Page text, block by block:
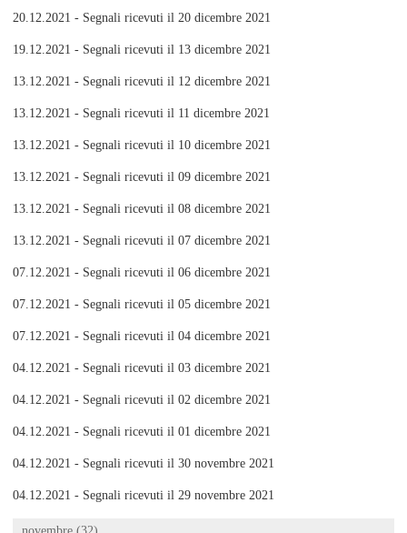
20.12.2021 - Segnali ricevuti il 20 dicembre 2021
19.12.2021 - Segnali ricevuti il 13 dicembre 2021
13.12.2021 - Segnali ricevuti il 12 dicembre 2021
13.12.2021 - Segnali ricevuti il 11 dicembre 2021
13.12.2021 - Segnali ricevuti il 10 dicembre 2021
13.12.2021 - Segnali ricevuti il 09 dicembre 2021
13.12.2021 - Segnali ricevuti il 08 dicembre 2021
13.12.2021 - Segnali ricevuti il 07 dicembre 2021
07.12.2021 - Segnali ricevuti il 06 dicembre 2021
07.12.2021 - Segnali ricevuti il 05 dicembre 2021
07.12.2021 - Segnali ricevuti il 04 dicembre 2021
04.12.2021 - Segnali ricevuti il 03 dicembre 2021
04.12.2021 - Segnali ricevuti il 02 dicembre 2021
04.12.2021 - Segnali ricevuti il 01 dicembre 2021
04.12.2021 - Segnali ricevuti il 30 novembre 2021
04.12.2021 - Segnali ricevuti il 29 novembre 2021